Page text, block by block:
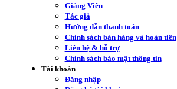
Giảng Viên
Tác giả
Hướng dẫn thanh toán
Chính sách bán hàng và hoàn tiền
Liên hệ & hỗ trợ
Chính sách bảo mật thông tin
Tài khoản
Đăng nhập